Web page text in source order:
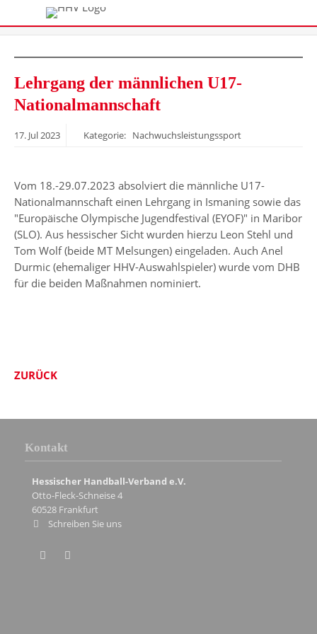
Lehrgang der männlichen U17-
Nationalmannschaft
17. Jul2023 Kategorie: Nachwuchsleistungssport
Vom 18.-29.07.2023 absolviert die männliche U17-
Nationalmannschaft einen Lehrgang in Ismaning sowie das
"Europäische Olympische Jugendfestival (EYOF)" in Maribor
(SLO). Aus hessischer Sicht wurden hierzu Leon Stehl und
Tom Wolf (beide MT Melsungen) eingeladen. Auch Anel
Durmic (ehemaliger HHV-Auswahlspieler) wurde vom DHB
für die beiden Maßnahmen nominiert.
ZURÜCK
Kontakt
Hessischer Handball-Verband e.V.
Otto-Fleck-Schneise 4
60528 Frankfurt
Schreiben Sie uns